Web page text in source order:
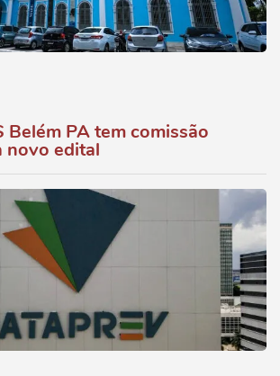
Belém PA tem comissão
novo edital